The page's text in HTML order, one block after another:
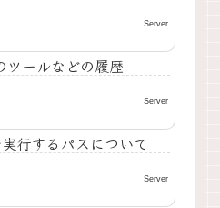
Server
ツールなどの履歴
Server
行するパスについて
Server